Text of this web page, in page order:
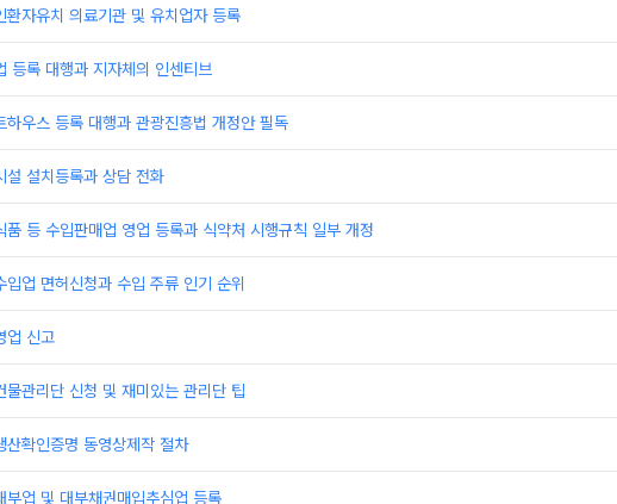
환자유치 의료기관 및 유치업자 등록
등록 대행과 지자체의 인센티브
하우스 등록 대행과 관광진흥법 개정안 필독
설 설치등록과 상담 전화
품 등 수입판매업 영업 등록과 식약처 시행규칙 일부 개정
입업 면허신청과 수입 주류 인기 순위
업 신고
물관리단 신청 및 재미있는 관리단 팁
산확인증명 동영상제작 절차
부업 및 대부채권매입추심업 등록